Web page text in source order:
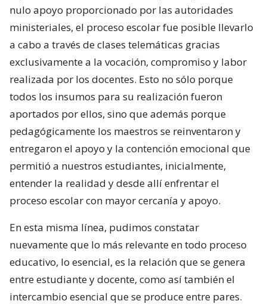
nulo apoyo proporcionado por las autoridades
ministeriales, el proceso escolar fue posible llevarlo
a cabo a través de clases telemáticas gracias
exclusivamente a la vocación, compromiso y labor
realizada por los docentes. Esto no sólo porque
todos los insumos para su realización fueron
aportados por ellos, sino que además porque
pedagógicamente los maestros se reinventaron y
entregaron el apoyo y la contención emocional que
permitió a nuestros estudiantes, inicialmente,
entender la realidad y desde allí enfrentar el
proceso escolar con mayor cercanía y apoyo.
En esta misma línea, pudimos constatar
nuevamente que lo más relevante en todo proceso
educativo, lo esencial, es la relación que se genera
entre estudiante y docente, como así también el
intercambio esencial que se produce entre pares.